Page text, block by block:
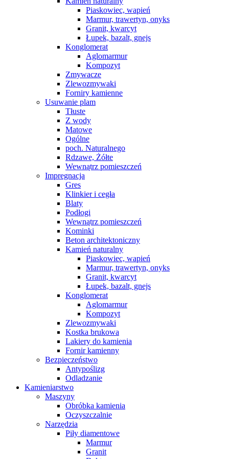
Piaskowiec, wapień
Marmur, trawertyn, onyks
Granit, kwarcyt
Łupek, bazalt, gnejs
Konglomerat
Aglomarmur
Kompozyt
Zmywacze
Zlewozmywaki
Forniry kamienne
Usuwanie plam
Tłuste
Z wody
Matowe
Ogólne
poch. Naturalnego
Rdzawe, Żółte
Wewnątrz pomieszczeń
Impregnacja
Gres
Klinkier i cegła
Blaty
Podłogi
Wewnątrz pomieszczeń
Kominki
Beton architektoniczny
Kamień naturalny
Piaskowiec, wapień
Marmur, trawertyn, onyks
Granit, kwarcyt
Łupek, bazalt, gnejs
Konglomerat
Aglomarmur
Kompozyt
Zlewozmywaki
Kostka brukowa
Lakiery do kamienia
Fornir kamienny
Bezpieczeństwo
Antypoślizg
Odladzanie
Kamieniarstwo
Maszyny
Obróbka kamienia
Oczyszczalnie
Narzędzia
Piły diamentowe
Marmur
Granit